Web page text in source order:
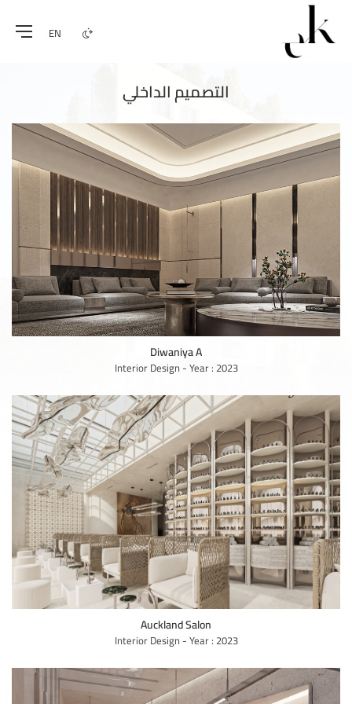
EN
التصميم الداخلي
Diwaniya A
Interior Design - Year : 2023
Auckland Salon
Interior Design - Year : 2023